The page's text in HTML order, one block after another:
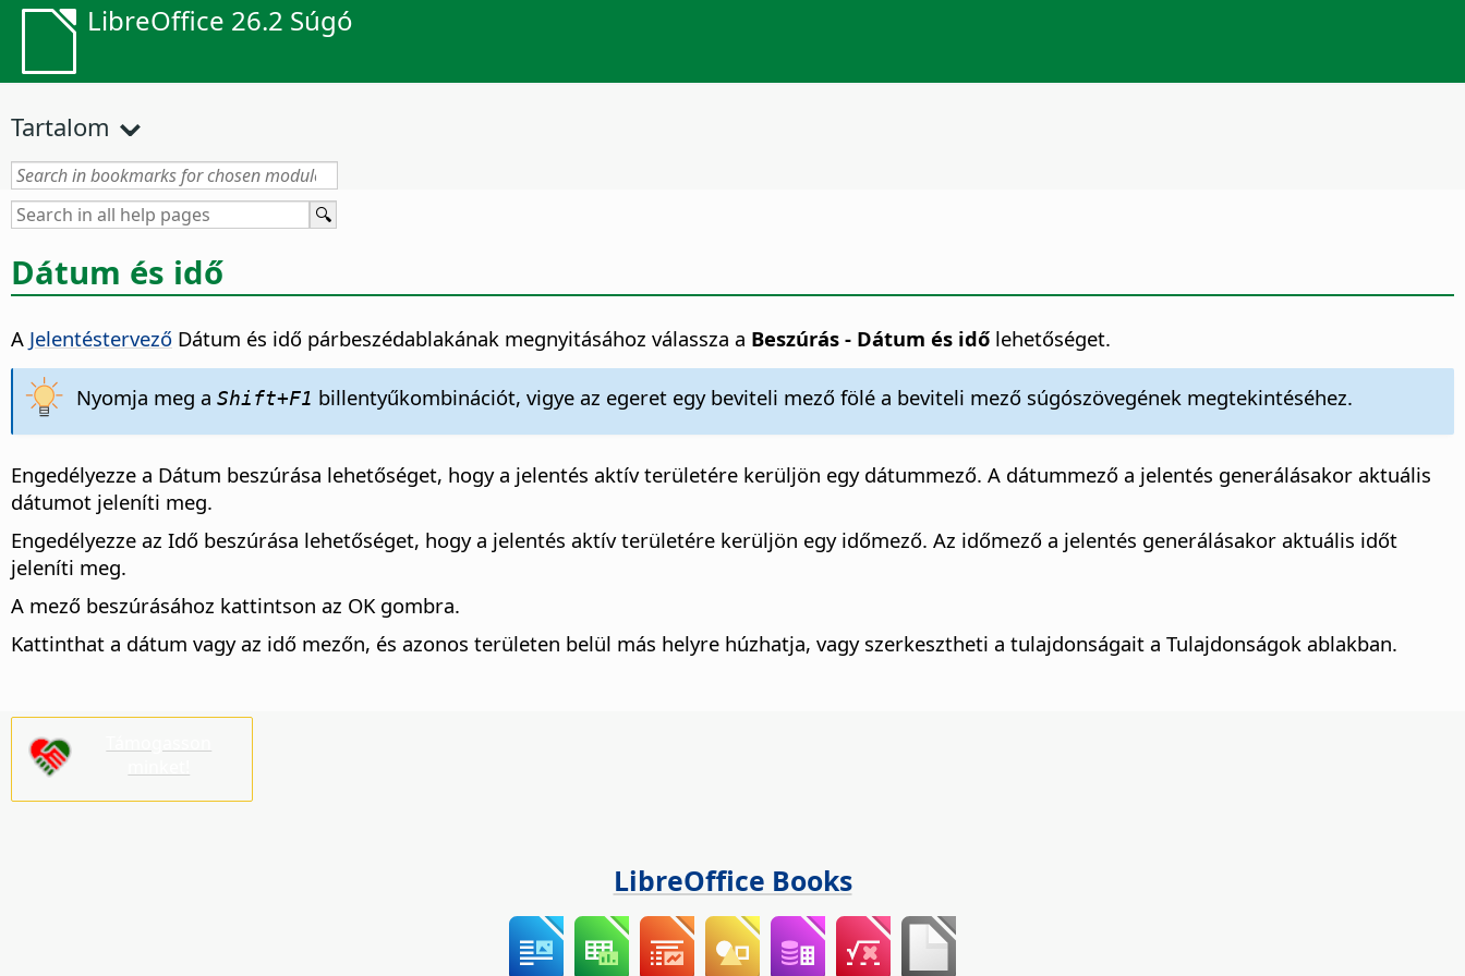
LibreOffice 26.2 Súgó
Tartalom
Dátum és idő
A Jelentéstervező Dátum és idő párbeszédablakának megnyitásához válassza a Beszúrás - Dátum és idő lehetőséget.
Nyomja meg a Shift+F1 billentyűkombinációt, vigye az egeret egy beviteli mező fölé a beviteli mező súgószövegének megtekintéséhez.
Engedélyezze a Dátum beszúrása lehetőséget, hogy a jelentés aktív területére kerüljön egy dátummező. A dátummező a jelentés generálásakor aktuális
dátumot jeleníti meg.
Engedélyezze az Idő beszúrása lehetőséget, hogy a jelentés aktív területére kerüljön egy időmező. Az időmező a jelentés generálásakor aktuális időt
jeleníti meg.
A mező beszúrásához kattintson az OK gombra.
Kattinthat a dátum vagy az idő mezőn, és azonos területen belül más helyre húzhatja, vagy szerkesztheti a tulajdonságait a Tulajdonságok ablakban.
LibreOffice Books